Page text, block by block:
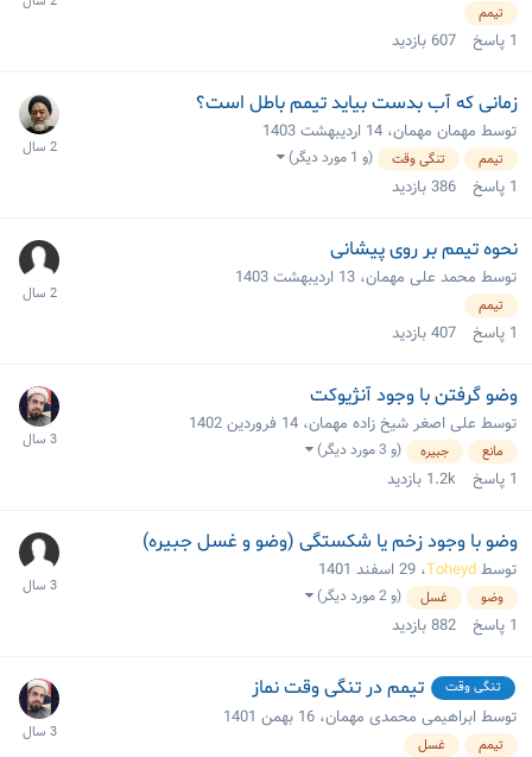
تیمم
1 پاسخ 607 بازدید
زمانی که آب بدست بیاید تیمم باطل است؟
توسط مهمان مهمان، 14 اردیبهشت 1403
تیمم تنگی وقت (و 1 مورد دیگر)
1 پاسخ 386بازدید
نحوه تیمم بر روی پیشانی
توسط محمد علی مهمان، 13 اردیبهشت 1403
تیمم
1 پاسخ 407بازدید
وضو گرفتن با وجود آنژیوکت
توسط علی اصغر شیخ زاده مهمان، 14 فروردین 1402
مانع جبیره (و 3 مورد دیگر)
1 پاسخ 1.2k بازدید
وضو با وجود زخم یا شکستگی (وضو و غسل جبیره)
توسطToheyd، 29 اسفند 1401
وضو غسل (و 2 مورد دیگر)
1 پاسخ 882بازدید
تنگی وقت تیمم در تنگی وقت نماز
توسط ابراهیمی محمدی مهمان، 16 بهمن 1401
تیمم غسل